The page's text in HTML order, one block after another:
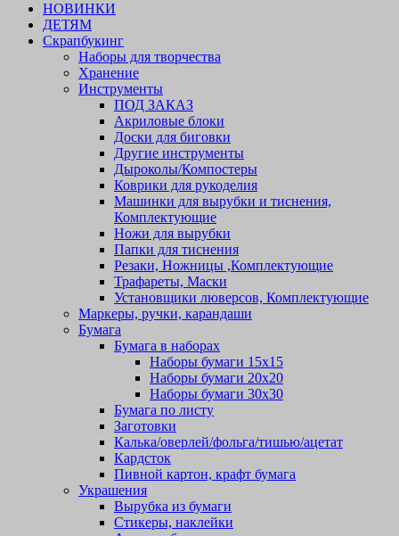
НОВИНКИ
ДЕТЯМ
Скрапбукинг
Наборы для творчества
Хранение
Инструменты
ПОД ЗАКАЗ
Акриловые блоки
Доски для биговки
Другие инструменты
Дыроколы/Компостеры
Коврики для рукоделия
Машинки для вырубки и тиснения,
Комплектующие
Ножи для вырубки
Папки для тиснения
Резаки, Ножницы ,Комплектующие
Трафареты, Маски
Установщики люверсов, Комплектующие
Маркеры, ручки, карандаши
Бумага
Бумага в наборах
Наборы бумаги 15х15
Наборы бумаги 20х20
Наборы бумаги 30х30
Бумага по листу
Заготовки
Калька/оверлей/фольга/тишью/ацетат
Кардсток
Пивной картон, крафт бумага
Украшения
Вырубка из бумаги
Стикеры, наклейки